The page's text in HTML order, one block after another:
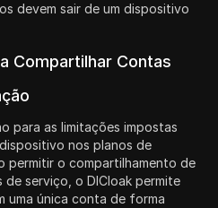
devem sair de um dispositivo
Compartilhar Contas
para as limitações impostas
nos planos de
permitir o compartilhamento de
serviço, o DICloak permite
uma única conta de forma